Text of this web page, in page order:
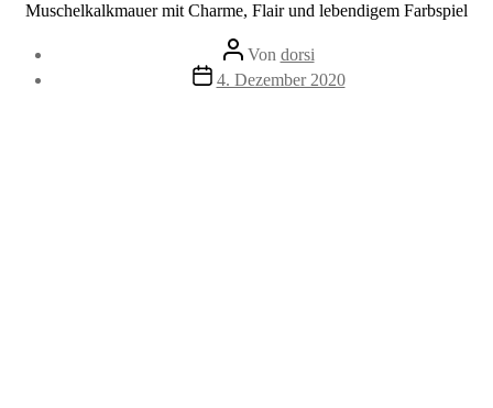
Muschelkalkmauer mit Charme, Flair und lebendigem Farbspiel
Beitragsautor
Von dorsi
Veröffentlichungsdatum
4. Dezember 2020